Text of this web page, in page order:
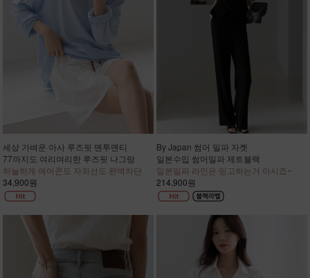
세상 가벼운 아사 루즈핏 맨투맨티
77까지도 여리여리한 루즈핏 나그랑
하늘하게 에어콘도 자외선도 완벽차단
34,900원
By Japan 썸머 밀파 자켓
일본수입 썸머밀파 제트블랙
일본밀파 라인은 믿고하는거 아시죠~
214,900원